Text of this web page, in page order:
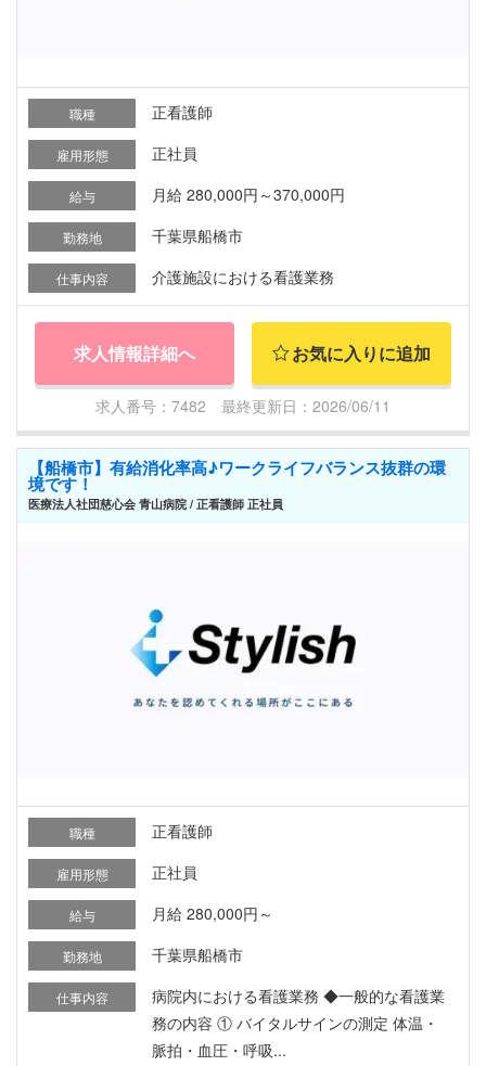
職種 正看護師
雇用形態 正社員
給与 月給 280,000円～370,000円
勤務地 千葉県船橋市
仕事内容 介護施設における看護業務
求人情報詳細へ お気に入りに追加
求人番号：7482 最終更新日：2026/06/11
【船橋市】有給消化率高♪ワークライフバランス抜群の環
境です！
医療法人社団慈心会 青山病院 / 正看護師 正社員
職種 正看護師
雇用形態 正社員
給与 月給 280,000円～
勤務地 千葉県船橋市
仕事内容
病院内における看護業務 ◆一般的な看護業
務の内容 ① バイタルサインの測定 体温・
脈拍・血圧・呼吸...